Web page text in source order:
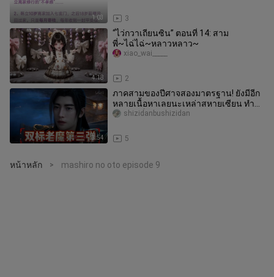
1:03 3
4:18
“ไว่กวาเถียนซิน” ตอนที่ 14: สาม
พี่~ไฉ่ไฉ่~หลาวหลาว~
2
xiao_wai_____
3:54
ภาคสามของปีศาจสองมาตรฐาน! ยังมีอีก
หลายเนื้อหาเลยนะเหล่าสหายเซียน ทำ
เท่าไหร่ก็ไม่หมดสักที!
5
shizidanbushizidan
หน้าหลัก > mashiro no oto episode 9